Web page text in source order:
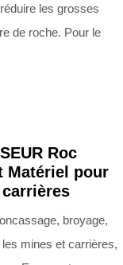
les grosses
de roche. Pour le
Roc
Matériel pour
broyage,
mines et carrières,